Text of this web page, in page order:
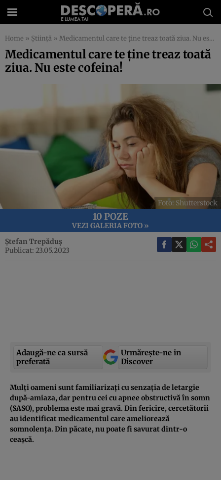
Home » Știință » Medicamentul care te ține treaz toată ziua. Nu este cofeina!
Medicamentul care te ține treaz toată
ziua. Nu este cofeina!
Foto: Shutterstock
10 POZE
VEZI GALERIA FOTO »
Ștefan Trepăduș
Publicat: 23.05.2023
Adaugă-ne ca sursă
preferată
Urmărește-ne in
Discover
Mulți oameni sunt familiarizați cu senzația de letargie
după-amiaza, dar pentru cei cu apnee obstructivă în somn
(SASO), problema este mai gravă. Din fericire, cercetătorii
au identificat medicamentul care ameliorează
somnolența. Din păcate, nu poate fi savurat dintr-o
ceașcă.